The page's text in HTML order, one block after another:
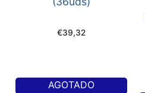
€39,32
AGOTADO